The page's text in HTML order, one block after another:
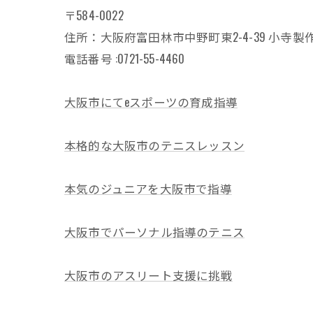
〒584-0022
住所：大阪府富田林市中野町東2-4-39 小寺製
電話番号 :0721-55-4460
大阪市にてeスポーツの育成指導
本格的な大阪市のテニスレッスン
本気のジュニアを大阪市で指導
大阪市でパーソナル指導のテニス
大阪市のアスリート支援に挑戦